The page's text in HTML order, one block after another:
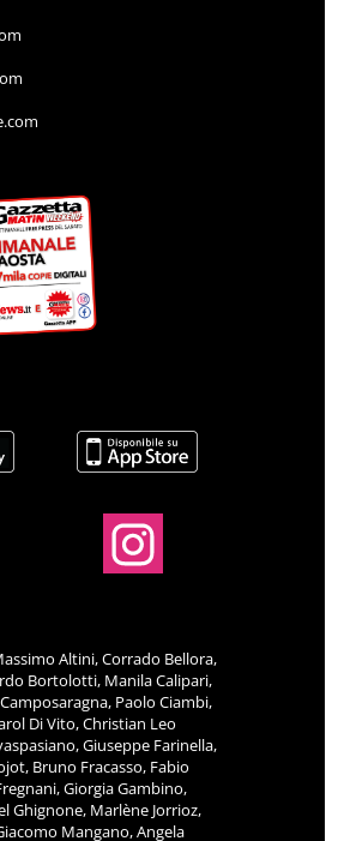
Altini, Corrado Bellora,
Bortolotti, Manila Calipari,
Paolo Ciambi,
Di Vito, Christian Leo
Giuseppe Farinella,
Bruno Fracasso, Fabio
Giorgia Gambino,
Ghignone, Marlène Jorrioz,
Mangano, Angela